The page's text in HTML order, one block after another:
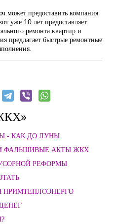
может предоставить компания
уже 10 лет предоставляет
ремонта квартир и
предлагает быстрые ремонтные
- КАК ДО ЛУНЫ
ФАЛЬШИВЫЕ АКТЫ ЖКХ
РЕФОРМЫ